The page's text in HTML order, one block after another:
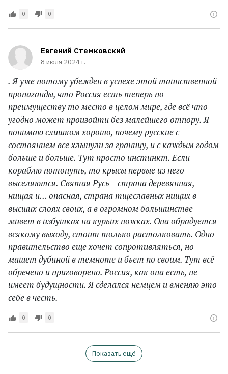
0 0
Евгений Стемковский
8 июля 2024 г.
. Я уже потому убежден в успехе этой таинственной
пропаганды, что Россия есть теперь по
преимуществу то место в целом мире, где всё что
угодно может произойти без малейшего отпору. Я
понимаю слишком хорошо, почему русские с
состоянием все хлынули за границу, и с каждым годом
больше и больше. Тут просто инстинкт. Если
кораблю потонуть, то крысы первые из него
выселяются. Святая Русь – страна деревянная,
нищая и… опасная, страна тщеславных нищих в
высших слоях своих, а в огромном большинстве
живет в избушках на курьих ножках. Она обрадуется
всякому выходу, стоит только растолковать. Одно
правительство еще хочет сопротивляться, но
машет дубиной в темноте и бьет по своим. Тут всё
обречено и приговорено. Россия, как она есть, не
имеет будущности. Я сделался немцем и вменяю это
себе в честь.
0 0
Показать ещё